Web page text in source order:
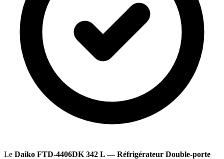
Le Daiko FTD-4406DK 342 L — Réfrigérateur Double-porte